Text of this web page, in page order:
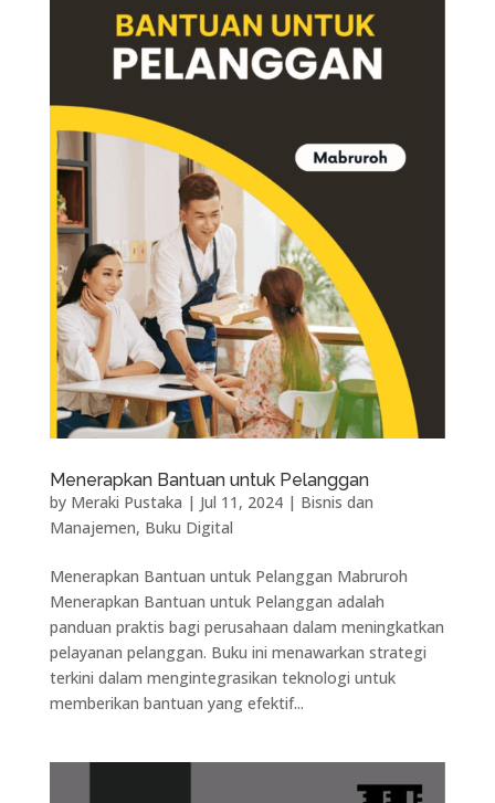
Menerapkan Bantuan untuk Pelanggan
by Meraki Pustaka | Jul 11, 2024| Bisnis dan
Manajemen, Buku Digital
Menerapkan Bantuan untuk Pelanggan Mabruroh
Menerapkan Bantuan untuk Pelanggan adalah
panduan praktis bagi perusahaan dalam meningkatkan
pelayanan pelanggan. Buku ini menawarkan strategi
terkini dalam mengintegrasikan teknologi untuk
memberikan bantuan yang efektif...